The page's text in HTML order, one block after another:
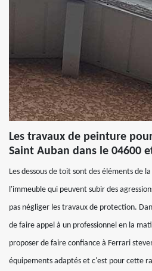
Les travaux de peinture
Saint Auban dans le 04600
Les dessous de toit sont des éléments de
l'immeuble qui peuvent subir des
pas négliger les travaux de protection.
de faire appel à un professionnel en la
proposer de faire confiance à Ferrari
équipements adaptés et c'est pour cette